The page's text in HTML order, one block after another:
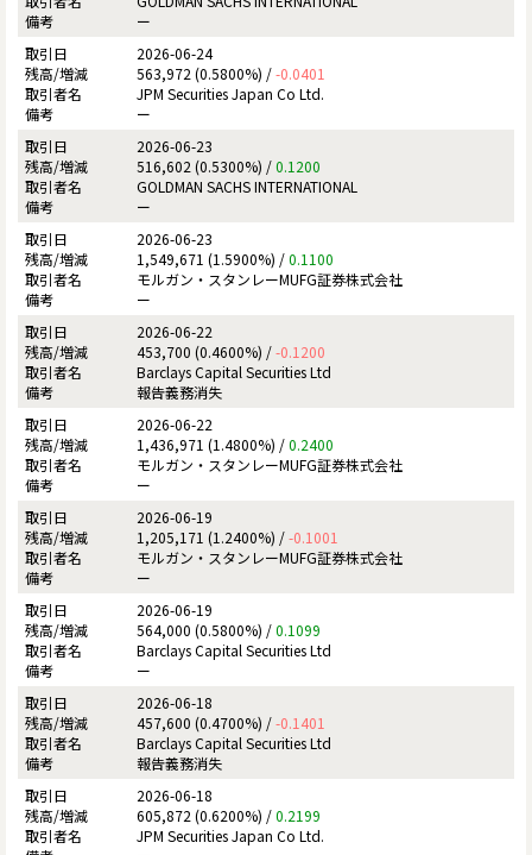
ー
2026-06-24
563,972 (0.5800%) /-0.0401
JPM Securities Japan Co Ltd.
ー
2026-06-23
516,602 (0.5300%) /0.1200
GOLDMAN SACHS INTERNATIONAL
ー
2026-06-23
1,549,671 (1.5900%) /0.1100
モルガン・スタンレーMUFG証券株式会社
ー
2026-06-22
453,700 (0.4600%) /-0.1200
Barclays Capital Securities Ltd
報告義務消失
2026-06-22
1,436,971 (1.4800%) /0.2400
モルガン・スタンレーMUFG証券株式会社
ー
2026-06-19
1,205,171 (1.2400%) /-0.1001
モルガン・スタンレーMUFG証券株式会社
ー
2026-06-19
564,000 (0.5800%) /0.1099
Barclays Capital Securities Ltd
ー
2026-06-18
457,600 (0.4700%) /-0.1401
Barclays Capital Securities Ltd
報告義務消失
2026-06-18
605,872 (0.6200%) /0.2199
JPM Securities Japan Co Ltd.